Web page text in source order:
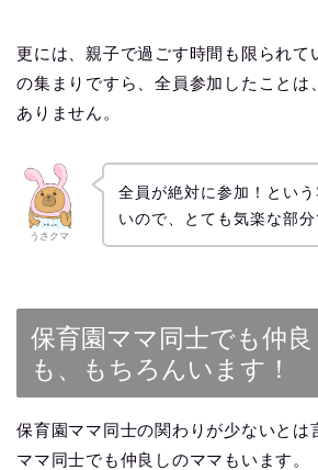
更には、親子で過ごす時間も限られて
の集まりですら、全員参加したことは
ありません。
うさクマ
全員が絶対に参加！とい
いので、とても気楽な部分
保育園ママ同士でも仲
も、もちろんいます！
保育園ママ同士の関わりが少ないとは
ママ同士でも仲良しのママもいます。